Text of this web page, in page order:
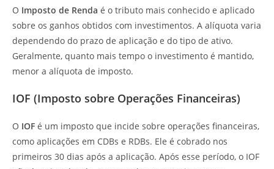
O Imposto de Renda é o tributo mais conhecido e aplicado
sobre os ganhos obtidos com investimentos. A alíquota varia
dependendo do prazo de aplicação e do tipo de ativo.
Geralmente, quanto mais tempo o investimento é mantido,
menor a alíquota de imposto.
IOF (Imposto sobre Operações Financeiras)
O IOF é um imposto que incide sobre operações financeiras,
como aplicações em CDBs e RDBs. Ele é cobrado nos
primeiros 30 dias após a aplicação. Após esse período, o IOF